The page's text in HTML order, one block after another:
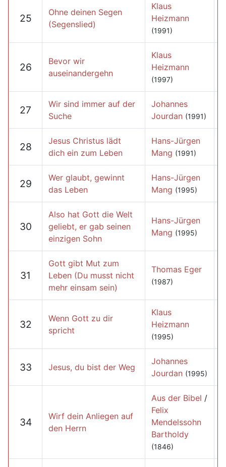
25
Ohne deinen Segen
(Segenslied)
Klaus
Heizmann
(1991)
26
Bevor wir
auseinandergehn
Klaus
Heizmann
(1997)
27
Wir sind immer auf der
Suche
Johannes
Jourdan (1991)
28
Jesus Christus lädt
dich ein zum Leben
Hans-Jürgen
Mang (1991)
29
Wer glaubt, gewinnt
das Leben
Hans-Jürgen
Mang (1995)
30
Also hat Gott die Welt
geliebt, er gab seinen
einzigen Sohn
Hans-Jürgen
Mang (1995)
31
Gott gibt Mut zum
Leben (Du musst nicht
mehr einsam sein)
Thomas Eger
(1987)
32
Wenn Gott zu dir
spricht
Klaus
Heizmann
(1995)
33 Jesus, du bist der Weg
Johannes
Jourdan (1995)
34
Wirf dein Anliegen auf
den Herrn
Aus der Bibel /
Felix
Mendelssohn
Bartholdy
(1846)